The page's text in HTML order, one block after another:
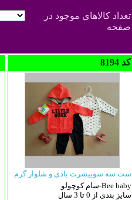
تعداد کالاهاي موجود در
صفحه
8194 کد
ست سه سوییشرت بادی و شلوار گرم
سام کوچولو-Bee baby
سایز بندی از 0 تا 3 سال